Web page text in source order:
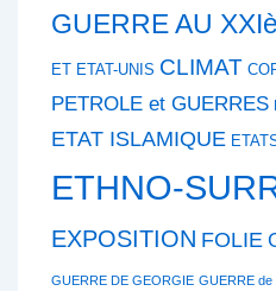
GUERRE AU
ET ETAT-UNIS CLIMAT
PETROLE et GUERRES
ETAT ISLAMIQUE
ETHNO-
EXPOSITION FOLIE
GUERRE DE GEORGIE GUERRE de